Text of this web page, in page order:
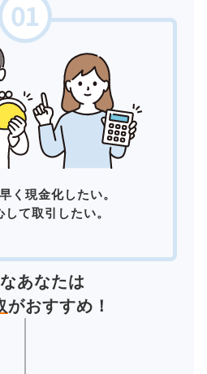
く現金化したい。
て取引したい。
あなたは
がおすすめ！